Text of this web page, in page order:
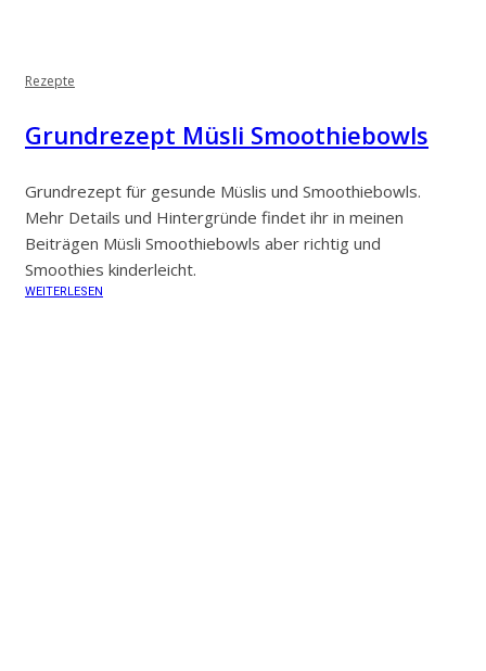
Rezepte
Grundrezept Müsli Smoothiebowls
Grundrezept für gesunde Müslis und Smoothiebowls.
Mehr Details und Hintergründe findet ihr in meinen
Beiträgen Müsli Smoothiebowls aber richtig und
Smoothies kinderleicht.
WEITERLESEN